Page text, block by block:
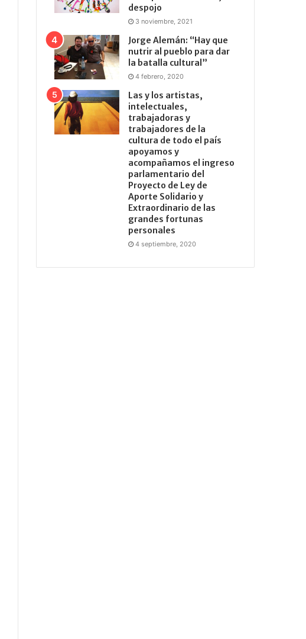
despojo
3 noviembre, 2021
Jorge Alemán: “Hay que
nutrir al pueblo para dar
la batalla cultural”
4 febrero, 2020
Las y los artistas,
intelectuales,
trabajadoras y
trabajadores de la
cultura de todo el país
apoyamos y
acompañamos el ingreso
parlamentario del
Proyecto de Ley de
Aporte Solidario y
Extraordinario de las
grandes fortunas
personales
4 septiembre, 2020